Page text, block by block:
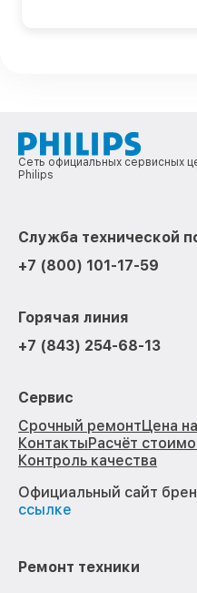
Сеть официальных сервисных
Philips
Служба технической
+7 (800) 101-17-59
Горячая линия
+7 (843) 254-68-13
Сервис
Срочный ремонтЦена
КонтактыРасчёт
Контроль качества
Официальный сайт
ссылке
Ремонт техники